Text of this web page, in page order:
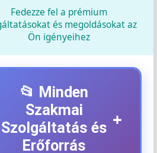
Fedezze fel a prémium
és megoldásokat az
Ön igényeihez
📂 Minden
Szakmai
Szolgáltatás és
Erőforrás
+